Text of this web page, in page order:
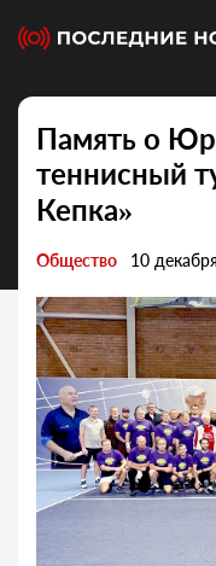
Память о
теннисный
Кепка»
Общество 10